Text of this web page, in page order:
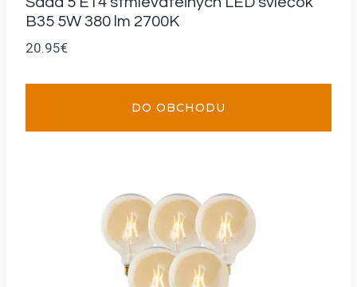
B35 5W 380 lm 2700K
20.95€
DO OBCHODU